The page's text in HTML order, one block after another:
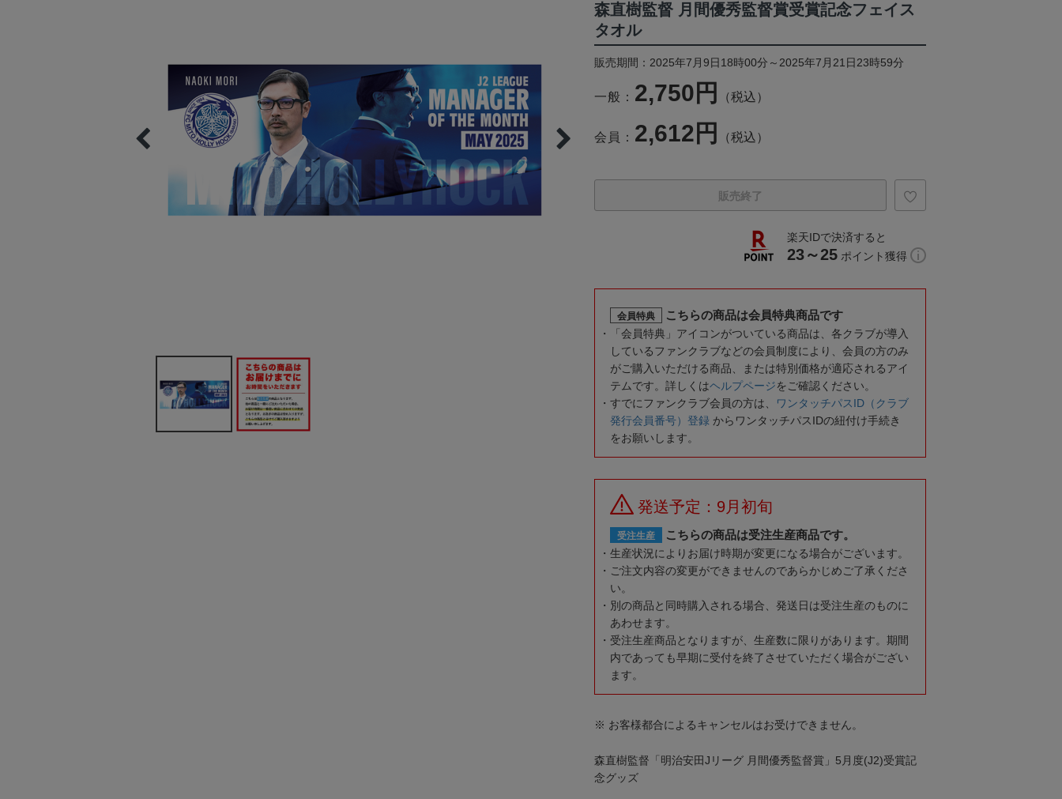
森直樹監督 月間優秀監督賞受賞記念フェイス
タオル
販売期間：2025年7月9日18時00分～2025年7月21日23時59分
一般： 2,750円 （税込）
会員： 2,612円 （税込）
販売終了
楽天IDで決済すると
23～25 ポイント獲得
会員特典 こちらの商品は会員特典商品です
「会員特典」アイコンがついている商品は、各クラブが導入
しているファンクラブなどの会員制度により、会員の方のみ
がご購入いただける商品、または特別価格が適応されるアイ
テムです。詳しくはヘルプページをご確認ください。
すでにファンクラブ会員の方は、
ワンタッチパスID（クラブ
発行会員番号）登録 からワンタッチパスIDの紐付け手続き
をお願いします。
発送予定：9月初旬
受注生産 こちらの商品は受注生産商品です。
生産状況によりお届け時期が変更になる場合がございます。
ご注文内容の変更ができませんのであらかじめご了承くださ
い。
別の商品と同時購入される場合、発送日は受注生産のものに
あわせます。
受注生産商品となりますが、生産数に限りがあります。期間
内であっても早期に受付を終了させていただく場合がござい
ます。
※ お客様都合によるキャンセルはお受けできません。
森直樹監督「明治安田Jリーグ 月間優秀監督賞」5月度(J2)受賞記
念グッズ